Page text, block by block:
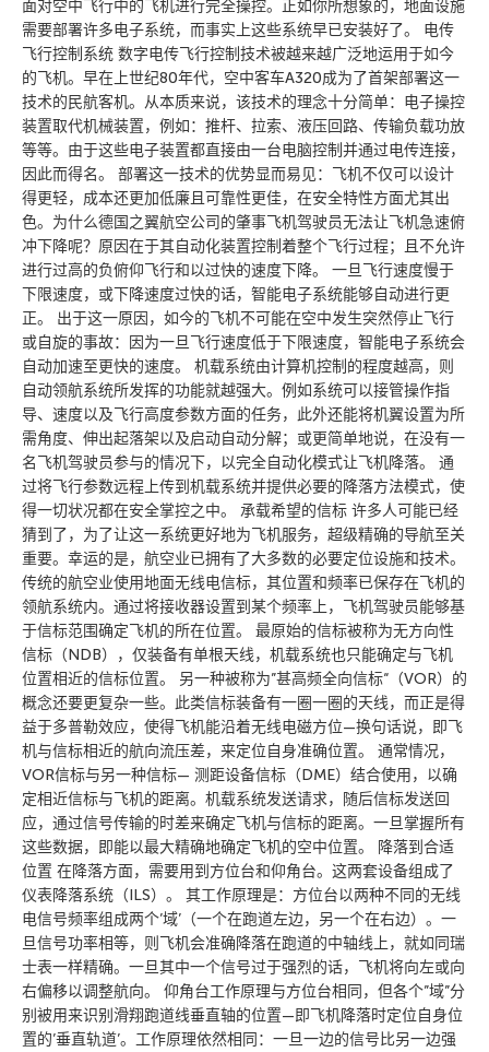
面对空中飞行中的飞机进行完全操控。正如你所想象的，地面设施
需要部署许多电子系统，而事实上这些系统早已安装好了。 电传
飞行控制系统 数字电传飞行控制技术被越来越广泛地运用于如今
的飞机。早在上世纪80年代，空中客车A320成为了首架部署这一
技术的民航客机。从本质来说，该技术的理念十分简单：电子操控
装置取代机械装置，例如：推杆、拉索、液压回路、传输负载功放
等等。由于这些电子装置都直接由一台电脑控制并通过电传连接，
因此而得名。 部署这一技术的优势显而易见：飞机不仅可以设计
得更轻，成本还更加低廉且可靠性更佳，在安全特性方面尤其出
色。为什么德国之翼航空公司的肇事飞机驾驶员无法让飞机急速俯
冲下降呢？原因在于其自动化装置控制着整个飞行过程；且不允许
进行过高的负俯仰飞行和以过快的速度下降。 一旦飞行速度慢于
下限速度，或下降速度过快的话，智能电子系统能够自动进行更
正。 出于这一原因，如今的飞机不可能在空中发生突然停止飞行
或自旋的事故：因为一旦飞行速度低于下限速度，智能电子系统会
自动加速至更快的速度。 机载系统由计算机控制的程度越高，则
自动领航系统所发挥的功能就越强大。例如系统可以接管操作指
导、速度以及飞行高度参数方面的任务，此外还能将机翼设置为所
需角度、伸出起落架以及启动自动分解；或更简单地说，在没有一
名飞机驾驶员参与的情况下，以完全自动化模式让飞机降落。 通
过将飞行参数远程上传到机载系统并提供必要的降落方法模式，使
得一切状况都在安全掌控之中。 承载希望的信标 许多人可能已经
猜到了，为了让这一系统更好地为飞机服务，超级精确的导航至关
重要。幸运的是，航空业已拥有了大多数的必要定位设施和技术。
传统的航空业使用地面无线电信标，其位置和频率已保存在飞机的
领航系统内。通过将接收器设置到某个频率上，飞机驾驶员能够基
于信标范围确定飞机的所在位置。 最原始的信标被称为无方向性
信标（NDB），仅装备有单根天线，机载系统也只能确定与飞机
位置相近的信标位置。 另一种被称为”甚高频全向信标“（VOR）的
概念还要更复杂一些。此类信标装备有一圈一圈的天线，而正是得
益于多普勒效应，使得飞机能沿着无线电磁方位—换句话说，即飞
机与信标相近的航向流压差，来定位自身准确位置。 通常情况，
VOR信标与另一种信标— 测距设备信标（DME）结合使用，以确
定相近信标与飞机的距离。机载系统发送请求，随后信标发送回
应，通过信号传输的时差来确定飞机与信标的距离。一旦掌握所有
这些数据，即能以最大精确地确定飞机的空中位置。 降落到合适
位置 在降落方面，需要用到方位台和仰角台。这两套设备组成了
仪表降落系统（ILS）。 其工作原理是：方位台以两种不同的无线
电信号频率组成两个’域’（一个在跑道左边，另一个在右边）。一
旦信号功率相等，则飞机会准确降落在跑道的中轴线上，就如同瑞
士表一样精确。一旦其中一个信号过于强烈的话，飞机将向左或向
右偏移以调整航向。 仰角台工作原理与方位台相同，但各个”域”分
别被用来识别滑翔跑道线垂直轴的位置—即飞机降落时定位自身位
置的’垂直轨道’。工作原理依然相同：一旦一边的信号比另一边强